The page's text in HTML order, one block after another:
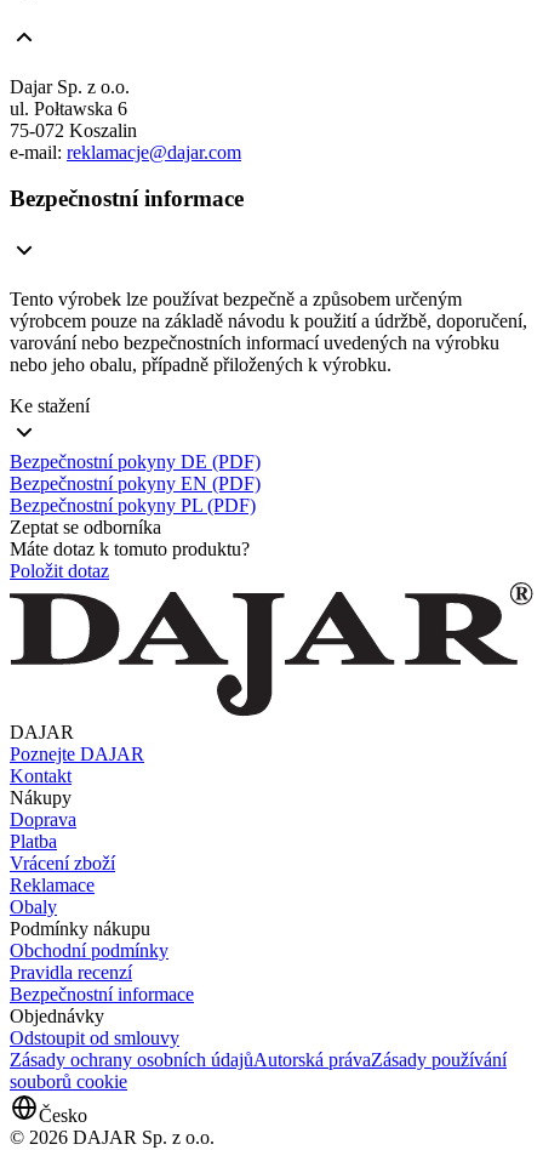
Dajar Sp. z o.o.
ul. Połtawska 6
75-072 Koszalin
e-mail: reklamacje@dajar.com
Bezpečnostní informace
Tento výrobek lze používat bezpečně a způsobem určeným
výrobcem pouze na základě návodu k použití a údržbě, doporučení,
varování nebo bezpečnostních informací uvedených na výrobku
nebo jeho obalu, případně přiložených k výrobku.
Ke stažení
Bezpečnostní pokyny DE (PDF)
Bezpečnostní pokyny EN (PDF)
Bezpečnostní pokyny PL (PDF)
Zeptat se odborníka
Máte dotaz k tomuto produktu?
Položit dotaz
DAJAR
Poznejte DAJAR
Kontakt
Nákupy
Doprava
Platba
Vrácení zboží
Reklamace
Obaly
Podmínky nákupu
Obchodní podmínky
Pravidla recenzí
Bezpečnostní informace
Objednávky
Odstoupit od smlouvy
Zásady ochrany osobních údajůAutorská právaZásady používání
souborů cookie
Česko
© 2026 DAJAR Sp. z o.o.